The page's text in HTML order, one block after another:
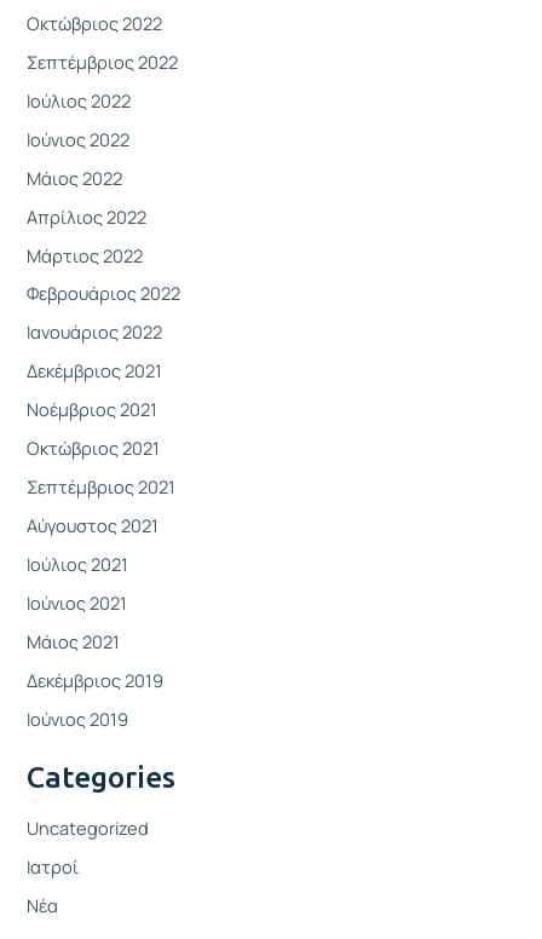
Οκτώβριος 2022
Σεπτέμβριος 2022
Ιούλιος 2022
Ιούνιος 2022
Μάιος 2022
Απρίλιος 2022
Μάρτιος 2022
Φεβρουάριος 2022
Ιανουάριος 2022
Δεκέμβριος 2021
Νοέμβριος 2021
Οκτώβριος 2021
Σεπτέμβριος 2021
Αύγουστος 2021
Ιούλιος 2021
Ιούνιος 2021
Μάιος 2021
Δεκέμβριος 2019
Ιούνιος 2019
Categories
Uncategorized
Ιατροί
Νέα